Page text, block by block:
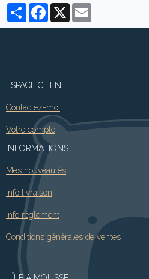
PartagerFacebook
X
ESPACE CLIENT
Contactez-moi
Votre compte
INFORMATIONS
Mes nouveautés
Info livraison
Info règlement
Conditions générales de ventes